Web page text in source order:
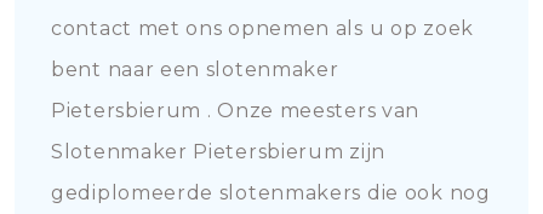
contact met ons opnemen als u op zoek
bent naar een slotenmaker
Pietersbierum . Onze meesters van
Slotenmaker Pietersbierum zijn
gediplomeerde slotenmakers die ook nog